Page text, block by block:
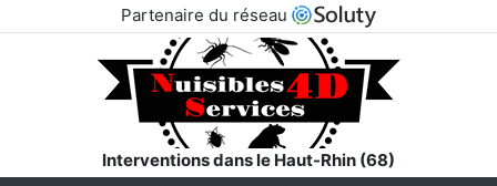
Partenaire du réseau
Interventions dans le Haut-Rhin (68)